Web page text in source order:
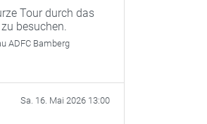
Tour durch das
besuchen.
ADFC Bamberg
Sa. 16. Mai 2026 13:00